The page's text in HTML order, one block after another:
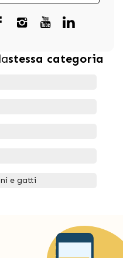
stessa categoria
e gatti